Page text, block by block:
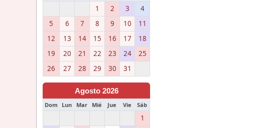
1 2 3
4
5
6 7 8 9 10
11
12
13 14 15 16 17
18
19
20 21 22 23 24
25
26
27 28 29 30 31
Agosto 2026
Dom Lun Mar Mié Jue Vie Sáb
1